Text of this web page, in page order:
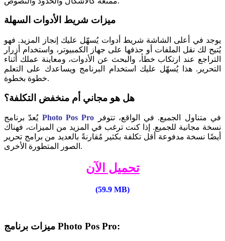
ميزات شريط الأدوات السهلة
يوجد في أعلى الشاشة شريط أدوات يُسهّل عليك إنجاز المزيد. فهو
يُتيح لك نقل الملفات أو حذفها على جهاز الكمبيوتر، واستخدام أزرار
التراجع عند ارتكاب خطأ، والبحث عن الأدوات، ومعاينة عملك أثناء
التحرير. هذا يُسهّل عليك استخدام البرنامج ويساعدك على التعلم
خطوة بخطوة.
هل هو مجاني أم منخفض التكلفة؟
يُعدّ برنامج Photo Pos Pro
في متناول الجميع. في الواقع، تتوفر
نسخة مجانية للجميع. إذا كنت ترغب في المزيد من الميزات، فهناك
أيضًا نسخة مدفوعة أقل تكلفة بكثير مُقارنةً بالعديد من برامج تحرير
الصور المتطورة الأخرى.
تحميل الآن
(59.9 MB)
ميزات برنامج Photo Pos Pro: